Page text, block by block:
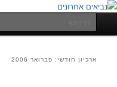
לדלג
לדלג
ארכיון חודשי: פברואר 2006